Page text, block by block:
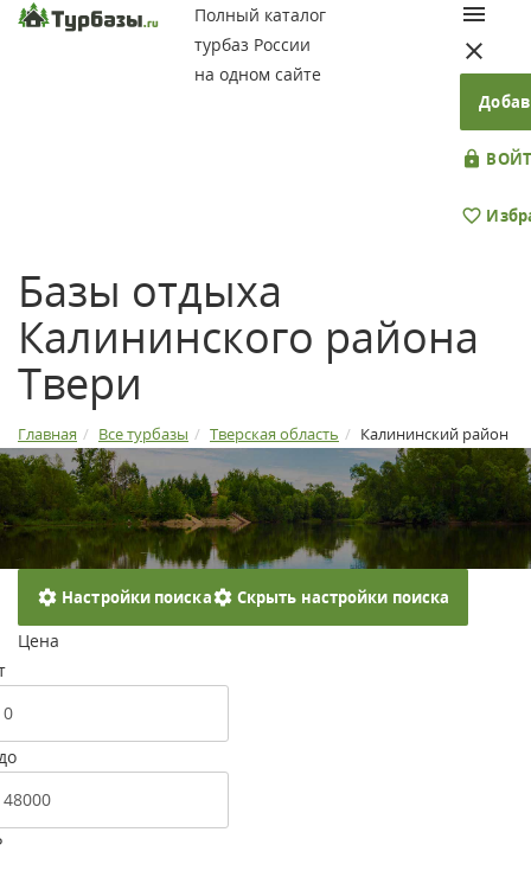
Полный каталог
турбаз России
на одном сайте
Базы отдыха
Калининского района
Твери
Главная Все турбазы Тверская область Калининский район
Настройки поиска Скрыть настройки поиска
Цена